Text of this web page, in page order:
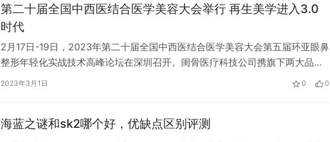
第二十届全国中西医结合医学美容大会举行 再生美学进入3.0
时代
2月17日-19日，2023年第二十届全国中西医结合医学美容大会第五届环亚眼鼻
整形年轻化实战技术高峰论坛在深圳召开。闺骨医疗科技公司携旗下两大品牌
画缇和卡洛尔邦参会参展。本次会议以“延续经典，创新超越”为主题，展示国
2023年3月1日 0 0
海蓝之谜和sk2哪个好，优缺点区别评测